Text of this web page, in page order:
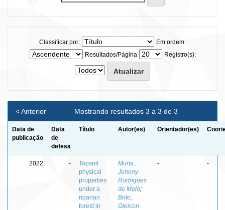
Classificar por:
Em ordem:
Resultados/Página
Registro(s):
Mostrando resultados 3 a 3 de 3
< Anterior
Data de
publicação
Data
de
defesa
Título Autor(es) Orientador(es)
2022 -
Topsoil
physical
properties
under a
riparian
forest in
Murta,
Johnny
Rodrigues
de Melo;
Brito,
Gleicon
- -